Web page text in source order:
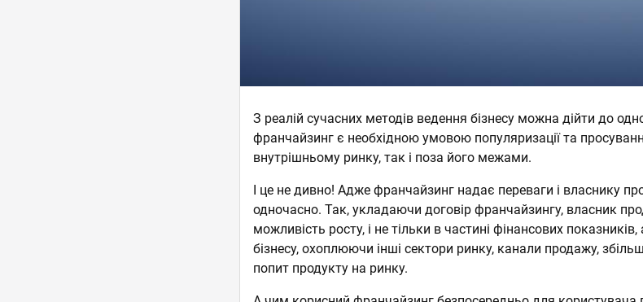
З реалій сучасних методів ведення бізнесу можна дійти до
франчайзинг є необхідною умовою популяризації та
внутрішньому ринку, так і поза його межами.
І це не дивно! Адже франчайзинг надає переваги і власнику
одночасно. Так, укладаючи договір франчайзингу, власник
можливість росту, і не тільки в частині фінансових
бізнесу, охоплюючи інші сектори ринку, канали продажу,
попит продукту на ринку.